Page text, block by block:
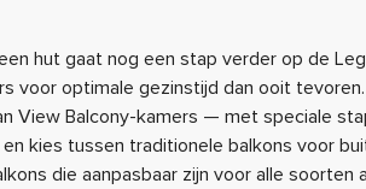
hut gaat nog een stap verder op de
voor optimale gezinstijd dan ooit
View Balcony-kamers — met speciale
kies tussen traditionele balkons voor
die aanpasbaar zijn voor alle soorten